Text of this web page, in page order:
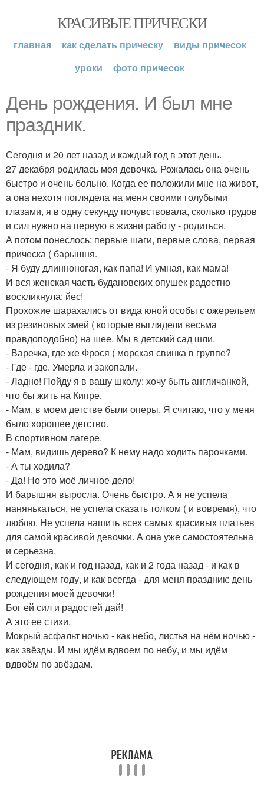
КРАСИВЫЕ ПРИЧЕСКИ
главная как сделать прическу
виды причесок
уроки
фото причесок
День рождения. И был мне
праздник.
Сегодня и 20 лет назад и каждый год в этот день.
27 декабря родилась моя девочка. Рожалась она очень
быстро и очень больно. Когда ее положили мне на живот,
а она нехотя поглядела на меня своими голубыми
глазами, я в одну секунду почувствовала, сколько трудов
и сил нужно на первую в жизни работу - родиться.
А потом понеслось: первые шаги, первые слова, первая
прическа ( барышня.
- Я буду длинноногая, как папа! И умная, как мама!
И вся женская часть будановских опушек радостно
воскликнула: йес!
Прохожие шарахались от вида юной особы с ожерельем
из резиновых змей ( которые выглядели весьма
правдоподобно) на шее. Мы в детский сад шли.
- Варечка, где же Фрося ( морская свинка в группе?
- Где - где. Умерла и закопали.
- Ладно! Пойду я в вашу школу: хочу быть англичанкой,
что бы жить на Кипре.
- Мам, в моем детстве были оперы. Я считаю, что у меня
было хорошее детство.
В спортивном лагере.
- Мам, видишь дерево? К нему надо ходить парочками.
- А ты ходила?
- Да! Но это моё личное дело!
И барышня выросла. Очень быстро. А я не успела
нанянькаться, не успела сказать толком ( и вовремя), что
люблю. Не успела нашить всех самых красивых платьев
для самой красивой девочки. А она уже самостоятельна
и серьезна.
И сегодня, как и год назад, как и 2 года назад - и как в
следующем году, и как всегда - для меня праздник: день
рождения моей девочки!
Бог ей сил и радостей дай!
А это ее стихи.
Мокрый асфальт ночью - как небо, листья на нём ночью -
как звёзды. И мы идём вдвоем по небу, и мы идём
вдвоём по звёздам.